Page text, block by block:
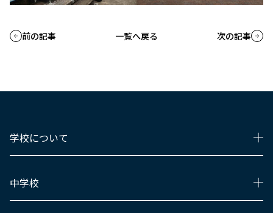
前の記事 一覧へ戻る 次の記事
学校について
中学校